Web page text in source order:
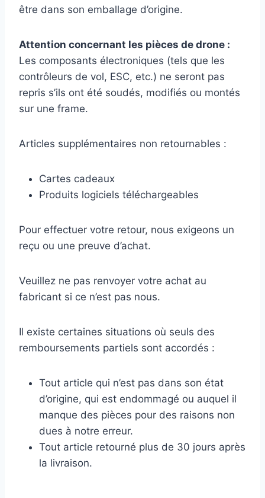
être dans son emballage d’origine.
Attention concernant les pièces de drone :
Les composants électroniques (tels que les
contrôleurs de vol, ESC, etc.) ne seront pas
repris s’ils ont été soudés, modifiés ou montés
sur une frame.
Articles supplémentaires non retournables :
Cartes cadeaux
Produits logiciels téléchargeables
Pour effectuer votre retour, nous exigeons un
reçu ou une preuve d’achat.
Veuillez ne pas renvoyer votre achat au
fabricant si ce n’est pas nous.
Il existe certaines situations où seuls des
remboursements partiels sont accordés :
Tout article qui n’est pas dans son état
d’origine, qui est endommagé ou auquel il
manque des pièces pour des raisons non
dues à notre erreur.
Tout article retourné plus de 30 jours après
la livraison.